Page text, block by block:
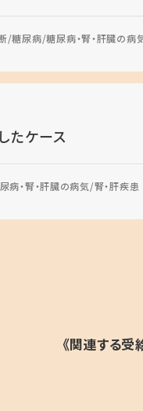
糖尿病 糖尿病・腎・肝臓の病
たケース
病・腎・肝臓の病気 腎・肝疾患
《関連する受